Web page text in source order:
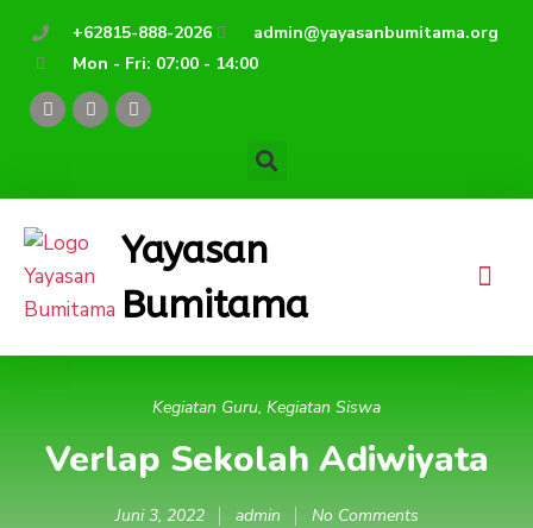
+62815-888-2026
admin@yayasanbumitama.org
Mon - Fri: 07:00 - 14:00
F
a
c
o
Y
o
u
e
I
n
s
r
m
Yayasan
Bumitama
Kegiatan Guru, Kegiatan Siswa
Verlap Sekolah Adiwiyata
Juni 3, 2022 admin No Comments